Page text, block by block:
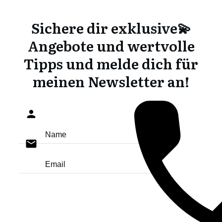
Sichere dir exklusive💫
Angebote und wertvolle
Tipps und melde dich für
meinen Newsletter an!